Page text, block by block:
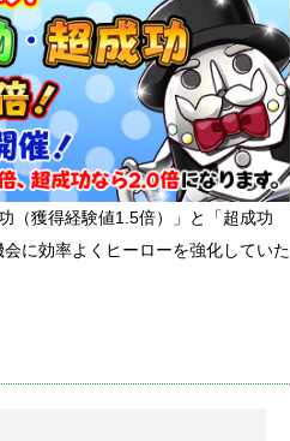
（獲得経験値1.5倍）」と「超成功
に効率よくヒーローを強化していた